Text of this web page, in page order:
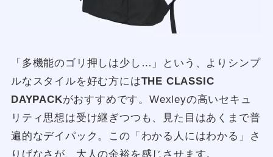
「多機能のゴリ押しは少し…」という、よりシンプ
ルなスタイルを好む方にはTHE CLASSIC
DAYPACKがおすすめです。Wexleyの高いセキュ
リティ思想は受け継ぎつつも、見た目はあくまで普
遍的なデイパック。この「わかる人にはわかる」さ
りげなさが、大人の余裕を感じさせます。